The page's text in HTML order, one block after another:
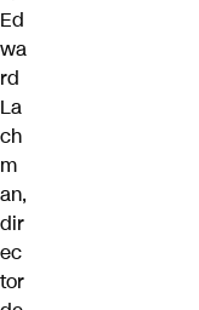
Ed
wa
rd
La
ch
m
an,
dir
ec
tor